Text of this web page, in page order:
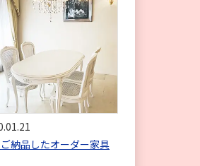
納品したオーダー家具